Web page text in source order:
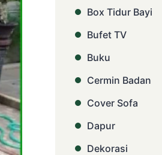
Box Tidur Bayi
Bufet TV
Buku
Cermin Badan
Cover Sofa
Dapur
Dekorasi